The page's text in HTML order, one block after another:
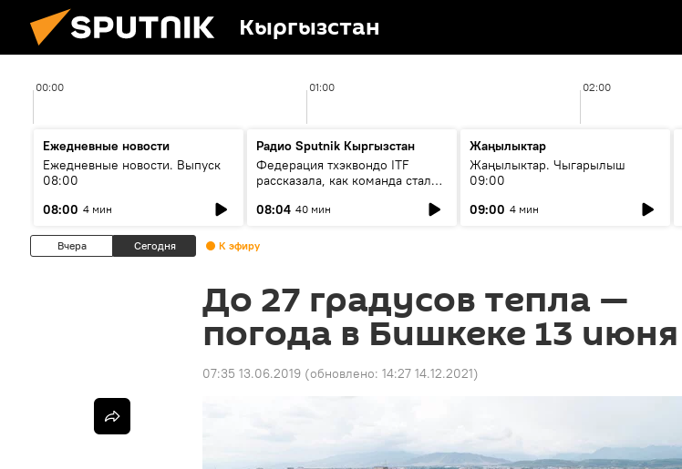
Кыргызстан
00:00 01:00 02:00
Ежедневные новости
Ежедневные новости. Выпуск
08:00
08:00 4 мин
Радио Sputnik Кыргызстан
Федерация тхэквондо ITF
рассказала, как команда стала
08:04 40 мин
Жаңылыктар
Жаңылыктар. Чыгарылыш
09:00
09:00 4 мин
Вчера Сегодня К эфиру
До 27 градусов тепла —
погода в Бишкеке 13 июня
07:35 13.06.2019 (обновлено: 14:27 14.12.2021)